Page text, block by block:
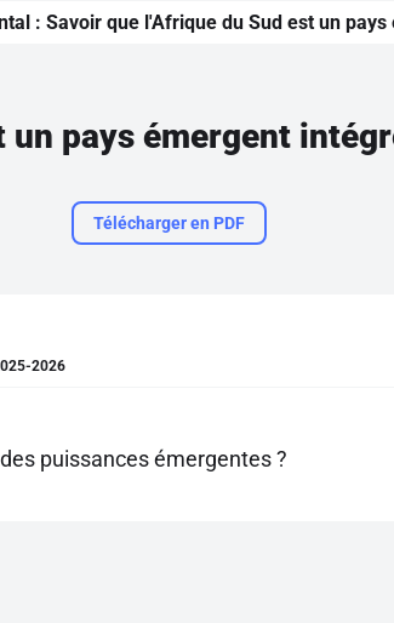
: Savoir que l'Afrique du Sud est un
un pays émergent
Télécharger en PDF
2026
puissances émergentes ?